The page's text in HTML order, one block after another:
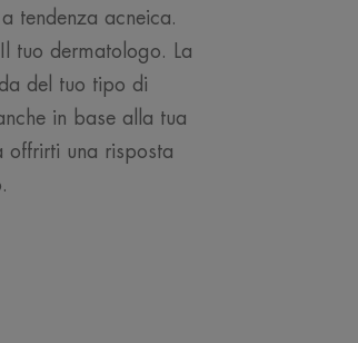
tendenza acneica.
tuo dermatologo. La
del tuo tipo di
in base alla tua
offrirti una risposta